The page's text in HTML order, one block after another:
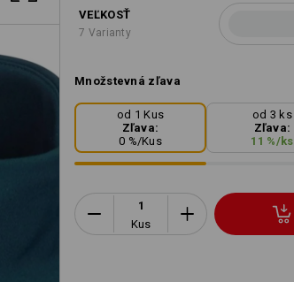
VEĽKOSŤ
7 Varianty
Množstevná zľava
od 1 Kus
Zľava:
0 %/Kus
od 3 ks
Zľava:
11 %/ks
Kus